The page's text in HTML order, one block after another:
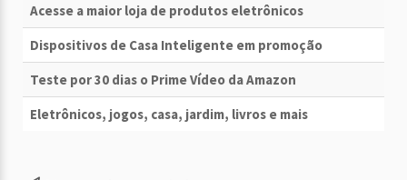
Acesse a maior loja de produtos eletrônicos
Dispositivos de Casa Inteligente em promoção
Teste por 30 dias o Prime Vídeo da Amazon
Eletrônicos, jogos, casa, jardim, livros e mais